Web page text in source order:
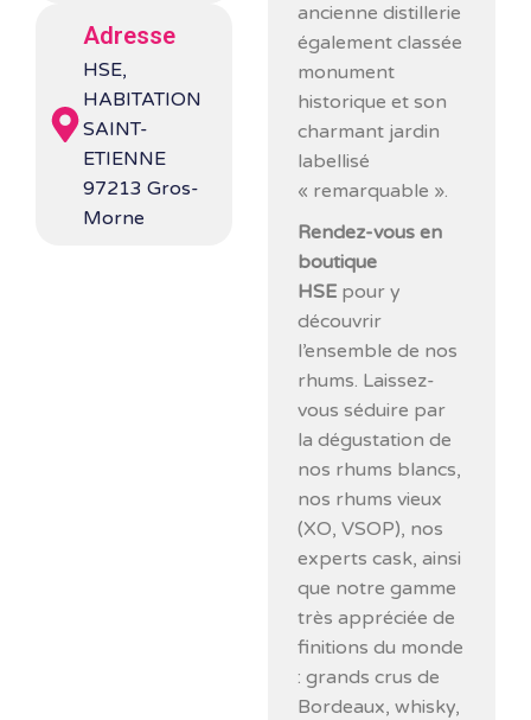
Adresse
HSE,
HABITATION
SAINT-
ETIENNE
97213 Gros-
Morne
ancienne distillerie
également classée
monument
historique et son
charmant jardin
labellisé
« remarquable ».
Rendez-vous en
boutique
HSE pour y
découvrir
l’ensemble de nos
rhums. Laissez-
vous séduire par
la dégustation de
nos rhums blancs,
nos rhums vieux
(XO, VSOP), nos
experts cask, ainsi
que notre gamme
très appréciée de
finitions du monde
: grands crus de
Bordeaux, whisky,